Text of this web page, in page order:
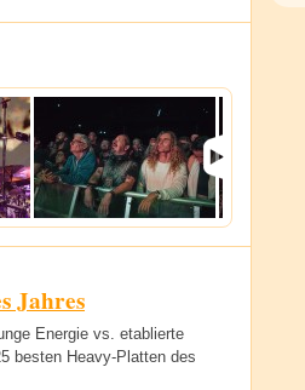
Jahres
Energie vs. etablierte
besten Heavy-Platten des